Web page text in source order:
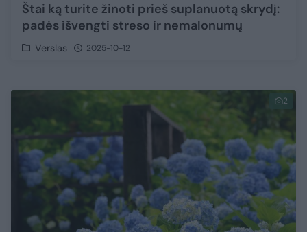
Štai ką turite žinoti prieš suplanuotą skrydį:
padės išvengti streso ir nemalonumų
Verslas 2025-10-12
2